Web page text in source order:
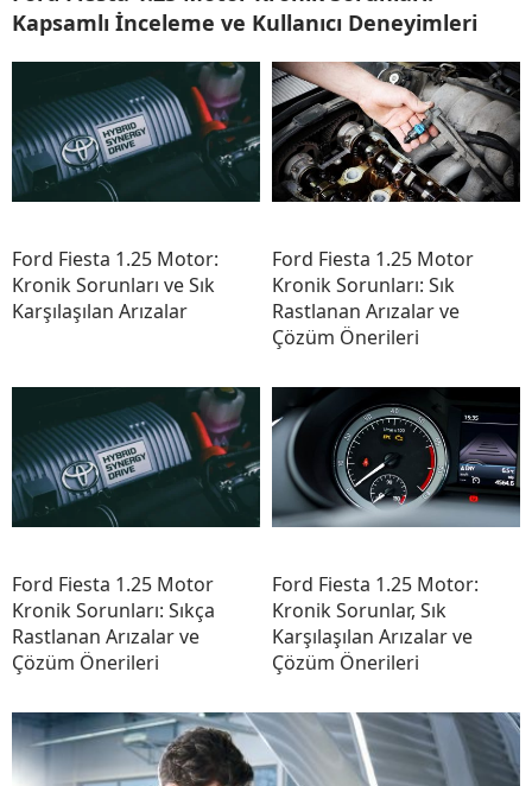
Kapsamlı İnceleme ve Kullanıcı Deneyimleri
Ford Fiesta 1.25 Motor:
Kronik Sorunları ve Sık
Karşılaşılan Arızalar
Ford Fiesta 1.25 Motor
Kronik Sorunları: Sık
Rastlanan Arızalar ve
Çözüm Önerileri
Ford Fiesta 1.25 Motor
Kronik Sorunları: Sıkça
Rastlanan Arızalar ve
Çözüm Önerileri
Ford Fiesta 1.25 Motor:
Kronik Sorunlar, Sık
Karşılaşılan Arızalar ve
Çözüm Önerileri